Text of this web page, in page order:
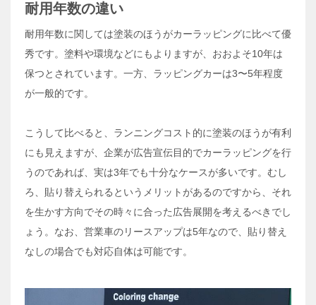
耐用年数の違い
耐用年数に関しては塗装のほうがカーラッピングに比べて優
秀です。塗料や環境などにもよりますが、おおよそ10年は
保つとされています。一方、ラッピングカーは3〜5年程度
が一般的です。
こうして比べると、ランニングコスト的に塗装のほうが有利
にも見えますが、企業が広告宣伝目的でカーラッピングを行
うのであれば、実は3年でも十分なケースが多いです。むし
ろ、貼り替えられるというメリットがあるのですから、それ
を生かす方向でその時々に合った広告展開を考えるべきでし
ょう。なお、営業車のリースアップは5年なので、貼り替え
なしの場合でも対応自体は可能です。